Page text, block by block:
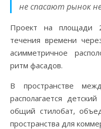
не спасают рынок
Проект на площади
течения времени
асимметричное
ритм фасадов.
В пространстве
располагается
общий стилобат,
пространства для